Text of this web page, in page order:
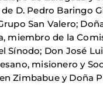
D. Pedro Baringo
San Valero;
miembro de la
Sínodo; Don José
misionero y
Zimbabue y Doña